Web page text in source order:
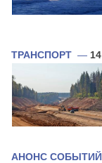
ТРАНСПОРТ —
АНОНС СОБЫТИЙ